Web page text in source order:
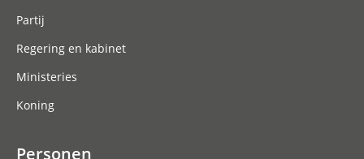
Partij
Regering en kabinet
Ministeries
Koning
Personen